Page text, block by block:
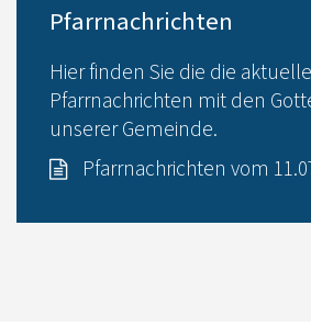
Pfarrnachrichten
Hier finden Sie die die
Pfarrnachrichten mit den
unserer Gemeinde.
Pfarrnachrichten vom